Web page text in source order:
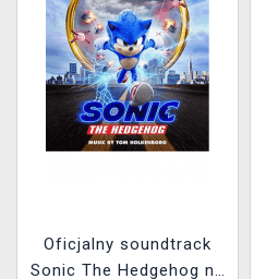
Oficjalny soundtrack
Sonic The Hedgehog na